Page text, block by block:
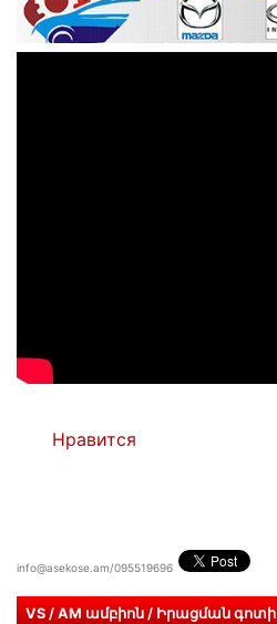
Нравится
info@asekose.am/095519696
VS / AM ամբիոն / Իրացման գոտի